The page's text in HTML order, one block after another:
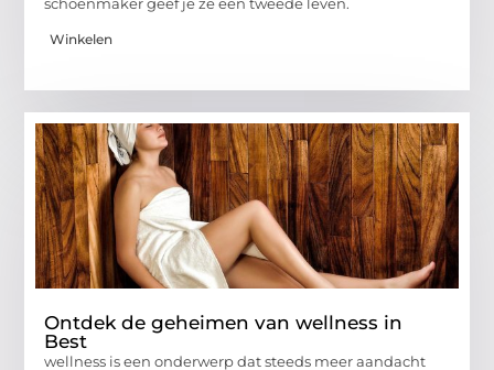
Winkelen
Ontdek de geheimen van wellness in
Best
wellness is een onderwerp dat steeds meer aandacht